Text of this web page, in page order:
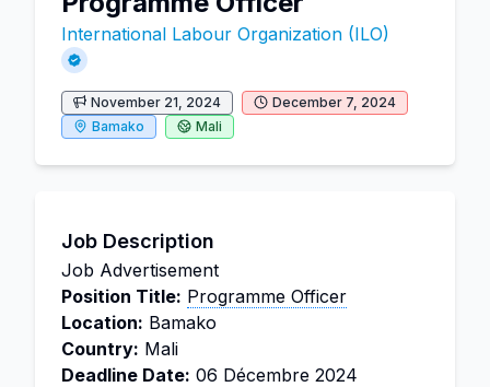
International Labour Organization (ILO)
November 21, 2024
December 7, 2024
Bamako
Mali
Job Description
Job Advertisement
Position Title: Programme Officer
Location: Bamako
Country: Mali
Deadline Date: 06 Décembre 2024